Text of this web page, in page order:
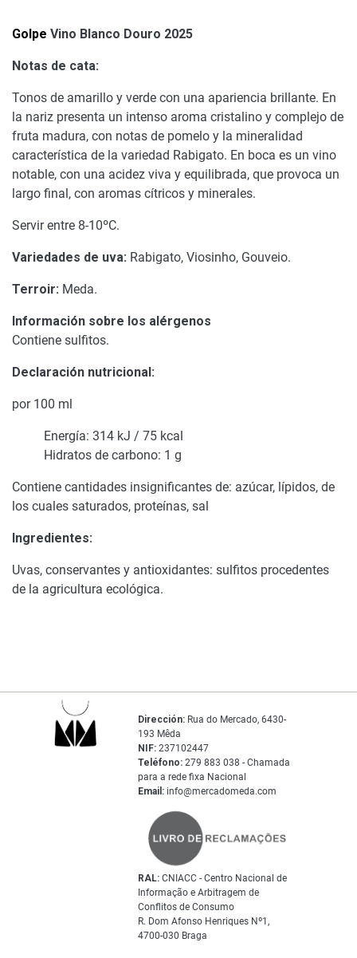
Golpe Vino Blanco Douro 2025
Notas de cata:
Tonos de amarillo y verde con una apariencia brillante. En
la nariz presenta un intenso aroma cristalino y complejo de
fruta madura, con notas de pomelo y la mineralidad
característica de la variedad Rabigato. En boca es un vino
notable, con una acidez viva y equilibrada, que provoca un
largo ﬁnal, con aromas cítricos y minerales.
Servir entre 8-10ºC.
Variedades de uva: Rabigato, Viosinho, Gouveio.
Terroir: Meda.
Información sobre los alérgenos
Contiene sulfitos.
Declaración nutricional:
por 100 ml
Energía: 314 kJ / 75 kcal
Hidratos de carbono: 1 g
Contiene cantidades insignificantes de: azúcar, lípidos, de
los cuales saturados, proteínas, sal
Ingredientes:
Uvas, conservantes y antioxidantes: sulfitos procedentes
de la agricultura ecológica.
Dirección: Rua do Mercado, 6430-
193 Mêda
NIF: 237102447
Teléfono: 279 883 038 - Chamada
para a rede fixa Nacional
Email: info@mercadomeda.com
RAL: CNIACC - Centro Nacional de
Informação e Arbitragem de
Conflitos de Consumo
R. Dom Afonso Henriques Nº1,
4700-030 Braga